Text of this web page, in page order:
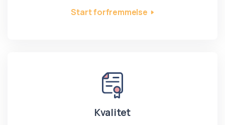
Start forfremmelse
Kvalitet